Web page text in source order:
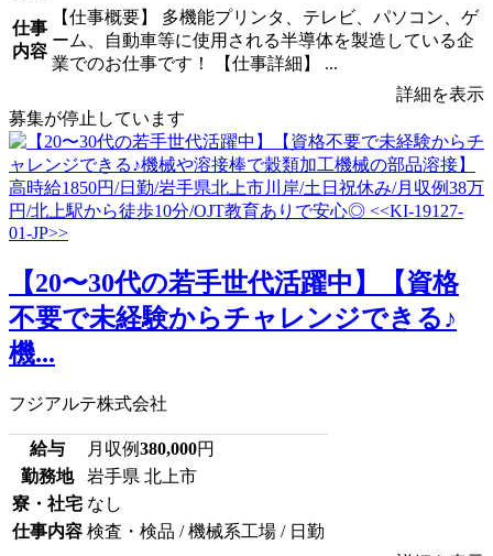
仕事
内容
【仕事概要】 多機能プリンタ、テレビ、パソコン、ゲ
ーム、自動車等に使用される半導体を製造している企
業でのお仕事です！ 【仕事詳細】 ...
詳細を表示
募集が停止しています
【20〜30代の若手世代活躍中】【資格
不要で未経験からチャレンジできる♪
機...
フジアルテ株式会社
給与 月収例380,000円
勤務地
岩手県 北上市
寮・社宅 なし
仕事内容 検査・検品 / 機械系工場 / 日勤